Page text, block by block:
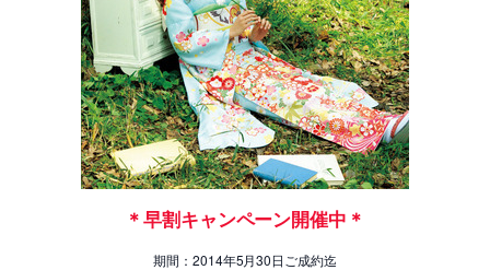
＊早割キャンペーン開催中＊
期間：2014年5月30日ご成約迄